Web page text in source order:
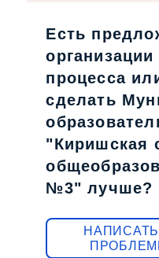
Есть
организации
процесса
сделать
"Киришская
№3" лучше?